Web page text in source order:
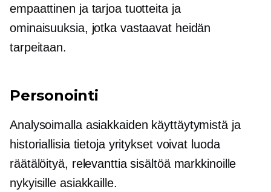
empaattinen ja tarjoa tuotteita ja
ominaisuuksia, jotka vastaavat heidän
tarpeitaan.
Personointi
Analysoimalla asiakkaiden käyttäytymistä ja
historiallisia tietoja yritykset voivat luoda
räätälöityä, relevanttia sisältöä markkinoille
nykyisille asiakkaille.